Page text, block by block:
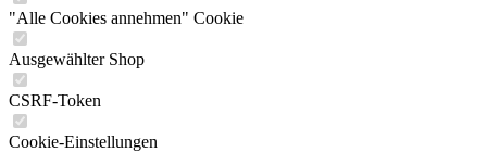
"Alle Cookies annehmen" Cookie
Ausgewählter Shop
CSRF-Token
Cookie-Einstellungen